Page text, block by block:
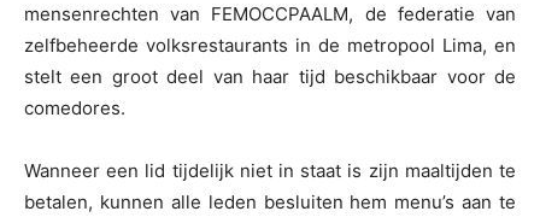
mensenrechten van FEMOCCPAALM, de federatie van
zelfbeheerde volksrestaurants in de metropool Lima, en
stelt een groot deel van haar tijd beschikbaar voor de
comedores.
Wanneer een lid tijdelijk niet in staat is zijn maaltijden te
betalen, kunnen alle leden besluiten hem menu’s aan te